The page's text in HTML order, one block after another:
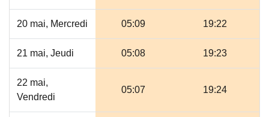
20 mai, Mercredi 05:09 19:22
21 mai, Jeudi 05:08 19:23
22 mai,
Vendredi
05:07 19:24